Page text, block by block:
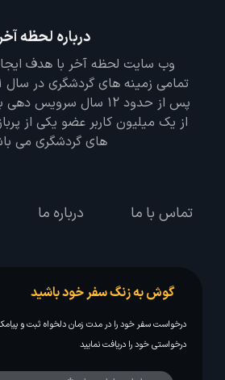
درباره لحظه
وب سایت لحظه آخر با هدف
پس از حدود 12 سال
از یک میلیون کاربر عضو یکی از
های گردشگری می
تماس با ما درباره ما
گوش به زنگ سفر خود باشید
درخواست سفر خود را در مدت زمان دلخواه ثبت و پیامک
درخواستی خود را دریافت نمایید